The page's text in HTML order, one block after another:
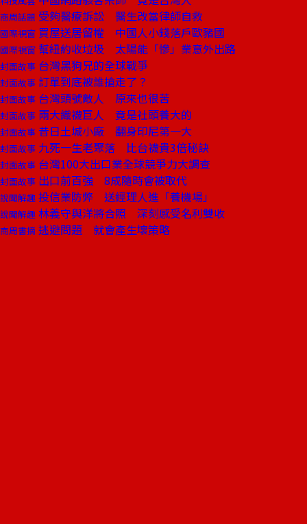
商周話題 受夠醫療訴訟 醫生改當律師自救
國際視窗 買屋送居留權 中國人小錢落戶歐豬國
國際視窗 幫紐約收垃圾 太陽能「慘」業意外出路
封面故事 台灣黑狗兄的全球戰爭
封面故事 訂單到底被誰搶走了？
封面故事 台灣頭號敵人 原來也很苦
封面故事 兩大織襪巨人 竟是社頭養大的
封面故事 昔日土城小廠 翻身印尼第一大
封面故事 九死一生老聚落 比台襪貴3倍秘訣
封面故事 台灣100大出口業全球競爭力大調查
封面故事 出口前百強 8成隨時會被取代
說聞解趣 投信業防弊 送經理人進「養機場」
說聞解趣 林義守與洋將合照 深刻感受名利雙收
商周書摘 逃避問題 就會產生壞策略